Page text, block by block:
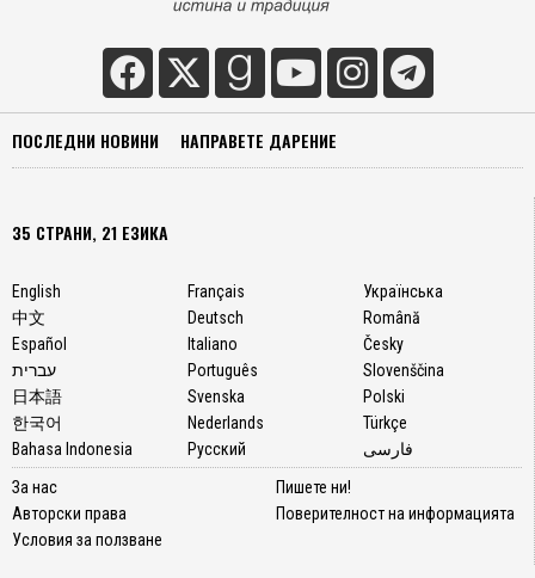
ПОСЛЕДНИ НОВИНИ НАПРАВЕТЕ ДАРЕНИЕ
35 СТРАНИ, 21 ЕЗИКА
English
中文
Español
עברית
日本語
한국어
Bahasa Indonesia
Français
Deutsch
Italiano
Português
Svenska
Nederlands
Русский
Українська
Română
Česky
Slovenščina
Polski
Türkçe
فارسی
За нас
Авторски права
Условия за ползване
Пишете ни!
Поверителност на информацията